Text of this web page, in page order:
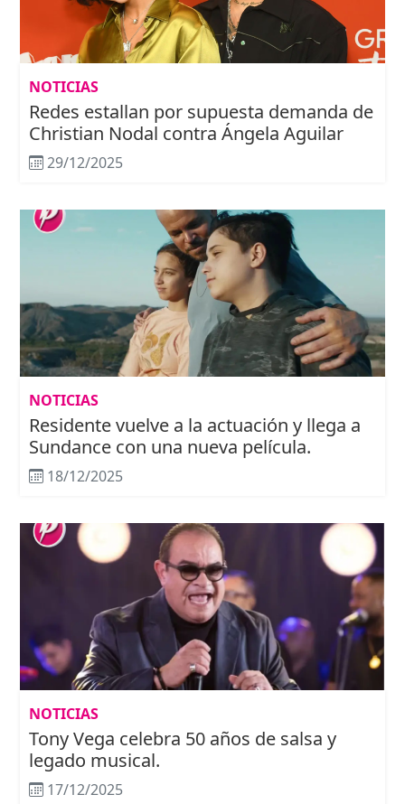
NOTICIAS
Redes estallan por supuesta demanda de
Christian Nodal contra Ángela Aguilar
29/12/2025
NOTICIAS
Residente vuelve a la actuación y llega a
Sundance con una nueva película.
18/12/2025
NOTICIAS
Tony Vega celebra 50 años de salsa y
legado musical.
17/12/2025